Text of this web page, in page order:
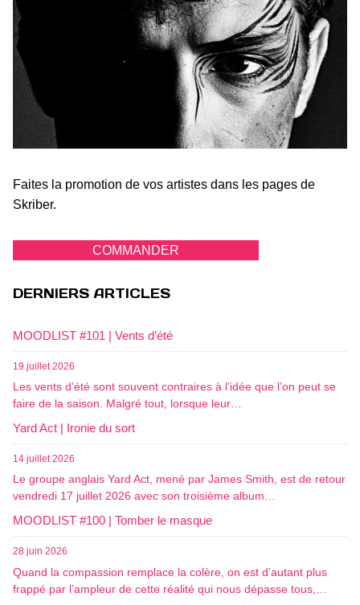
Faites la promotion de vos artistes dans les pages de
Skriber.
COMMANDER
DERNIERS ARTICLES
MOODLIST #101 | Vents d’été
19 juillet 2026
Les vents d’été sont souvent contraires à l’idée que l’on peut se
faire de la saison. Malgré tout, lorsque leur…
Yard Act | Ironie du sort
14 juillet 2026
Le groupe anglais Yard Act, mené par James Smith, est de retour
vendredi 17 juillet 2026 avec son troisième album…
MOODLIST #100 | Tomber le masque
28 juin 2026
Quand la compassion remplace la colère, on est d’autant plus
frappé par l’ampleur de cette réalité qui nous dépasse tous,…